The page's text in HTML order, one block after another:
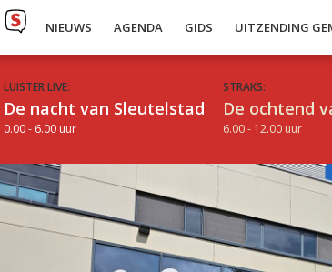
NIEUWS AGENDA GIDS UITZENDING
LUISTER LIVE:
De nacht van Sleutelstad
0.00 - 6.00 uur
STRAKS:
De ochtend
6.00 - 12.00 uur